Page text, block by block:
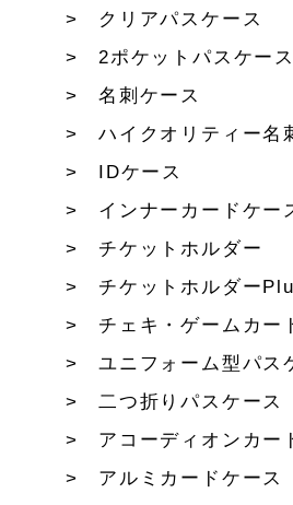
クリアパスケース
2ポケットパスケース
名刺ケース
ハイクオリティー名
IDケース
インナーカードケー
チケットホルダー
チケットホルダー
チェキ・ゲームカー
ユニフォーム型パス
二つ折りパスケース
アコーディオンカー
アルミカードケース